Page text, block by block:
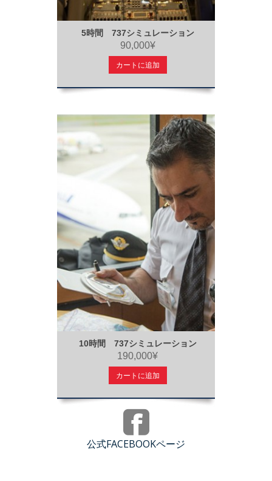
5時間 737シミュレーション
90,000¥
カートに追加
10時間 737シミュレーション
190,000¥
カートに追加
公式FACEBOOKページ